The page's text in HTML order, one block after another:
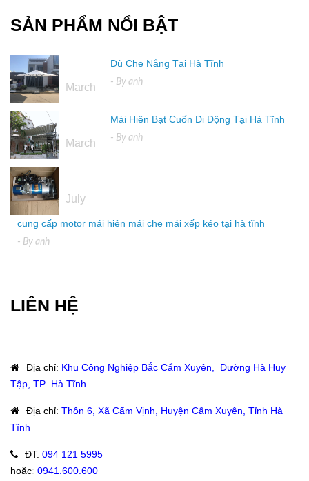
SẢN PHẨM NỔI BẬT
March
Dù Che Nắng Tại Hà Tĩnh
- By anh
March
Mái Hiên Bạt Cuốn Di Động Tại Hà Tĩnh
- By anh
July
cung cấp motor mái hiên mái che mái xếp kéo tại hà tĩnh
- By anh
LIÊN HỆ
Địa chỉ: Khu Công Nghiệp Bắc Cẩm Xuyên, Đường Hà Huy
Tập, TP Hà Tĩnh
Địa chỉ: Thôn 6, Xã Cẩm Vịnh, Huyện Cẩm Xuyên, Tỉnh Hà
Tĩnh
ĐT: 094 121 5995
hoặc: 0941.600.600